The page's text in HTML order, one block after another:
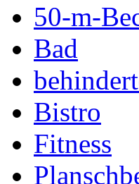
50-m-
Bad
Bistro
Fitness